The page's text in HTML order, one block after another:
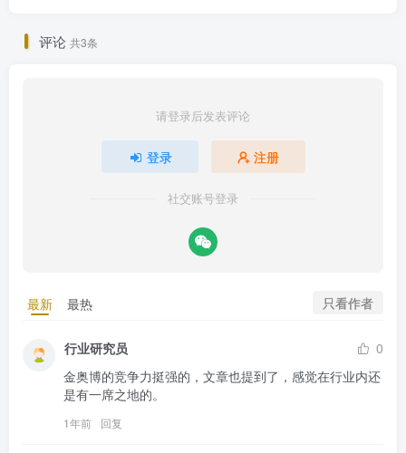
评论 共3条
请登录后发表评论
登录 注册
社交账号登录
最新 最热 只看作者
行业研究员
0
金奥博的竞争力挺强的，文章也提到了，感觉在行业内还
是有一席之地的。
1年前 回复